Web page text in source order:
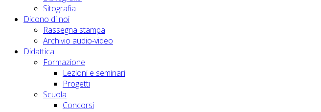
Sitografia
Dicono di noi
Rassegna stampa
Archivio audio-video
Didattica
Formazione
Lezioni e seminari
Progetti
Scuola
Concorsi